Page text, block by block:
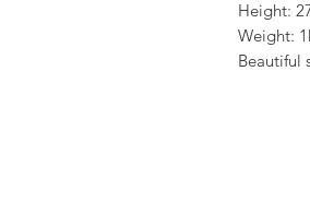
Height:
Weight:
Beautiful